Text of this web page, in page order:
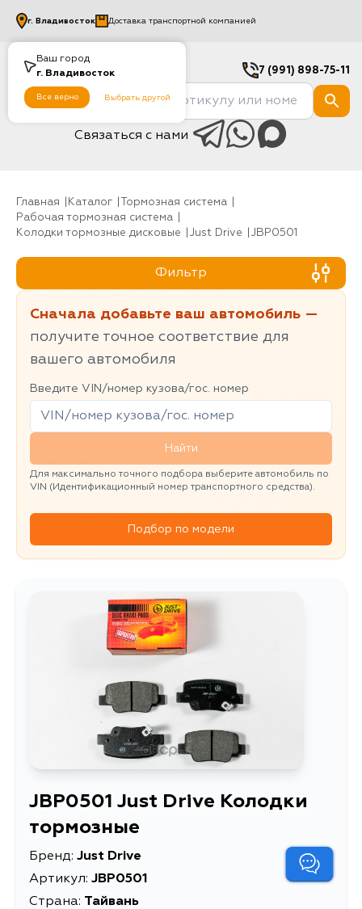
Ваш город
г. Владивосток
Все верно Выбрать другой
г. Владивосток Доставка транспортной компанией
7 (991) 898-75-11
Связаться с нами
Главная Каталог
Тормозная система
Рабочая тормозная система
Колодки тормозные дисковые
Just Drive JBP0501
Фильтр
Сначала добавьте ваш автомобиль —
получите точное соответствие для
вашего автомобиля
Введите VIN/номер кузова/гос. номер
Найти
Для максимально точного подбора выберите автомобиль по
VIN (Идентификационный номер транспортного средства).
Подбор по модели
JBP0501 Just Drive Колодки
тормозные
Бренд: Just Drive
Артикул: JBP0501
Страна: Тайвань